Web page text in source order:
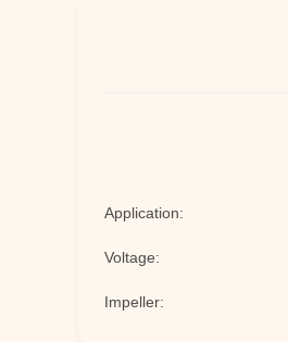
Application:
Voltage:
Impeller: